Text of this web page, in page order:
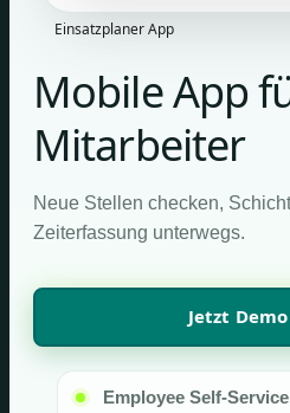
Einsatzplaner App
Mobile App
Mitarbeiter
Neue Stellen checken,
Zeiterfassung unterwegs.
Jetzt
Employee Self-